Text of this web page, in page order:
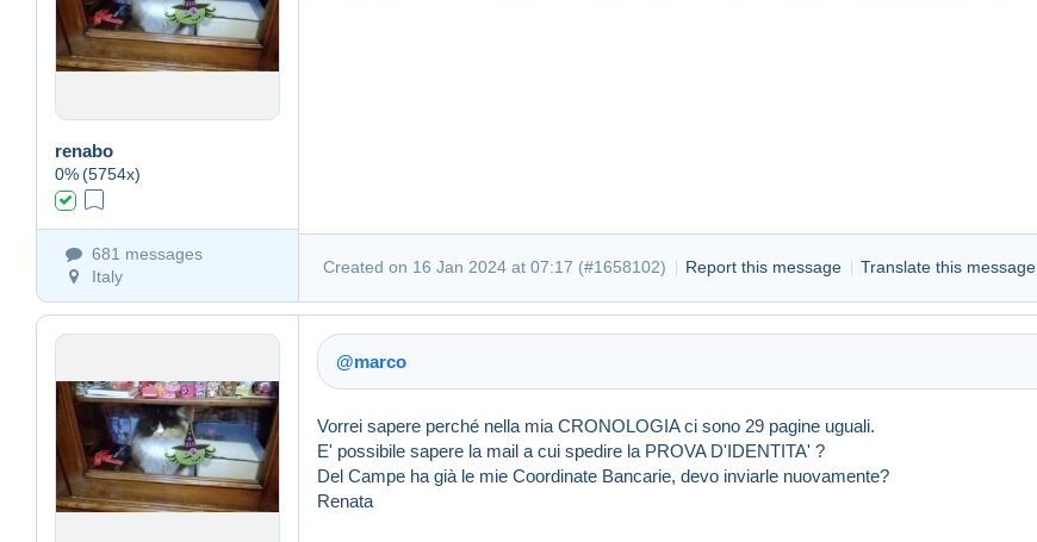
renabo
0%(5754x)
681 messages
Italy
Created on 16 Jan 2024 at 07:17 (#1658102) Report this message Translate this message
@marco
Vorrei sapere perché nella mia CRONOLOGIA ci sono 29 pagine uguali.
E' possibile sapere la mail a cui spedire la PROVA D'IDENTITA' ?
Del Campe ha già le mie Coordinate Bancarie, devo inviarle nuovamente?
Renata